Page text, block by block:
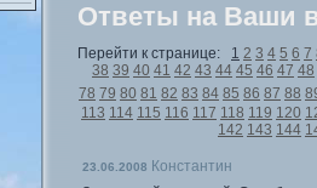
Ответы на Ваши
Перейти к странице: 1 2 3 4 5 6 7
38 39 40 41 42 43 44 45 46 47 48
78 79 80 81 82 83 84 85 86 87 88
113 114 115 116 117 118 119 120
142 143 144
23.06.2008 Константин